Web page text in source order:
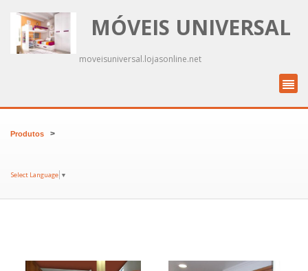
MÓVEIS UNIVERSAL
moveisuniversal.lojasonline.net
Produtos >
Select Language ▼